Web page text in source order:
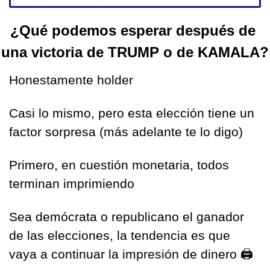
¿Qué podemos esperar después de
una victoria de TRUMP o de KAMALA?
Honestamente holder
Casi lo mismo, pero esta elección tiene un
factor sorpresa (más adelante te lo digo)
Primero, en cuestión monetaria, todos
terminan imprimiendo
Sea demócrata o republicano el ganador
de las elecciones, la tendencia es que
vaya a continuar la impresión de dinero 🖨